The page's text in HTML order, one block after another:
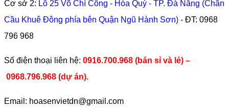
Cơ sở 2: Lô 25 Võ Chí Công - Hòa Quý - TP. Đà Nẵng (Chân
Cầu Khuê Đông phía bên Quận Ngũ Hành Sơn) - ĐT: 0968
796 968
​Số điện thoại liên hệ: 0916.700.968 (bán sỉ và lẻ) –
0968.796.968 (dự án).
Email: hoasenvietdn@gmail.com